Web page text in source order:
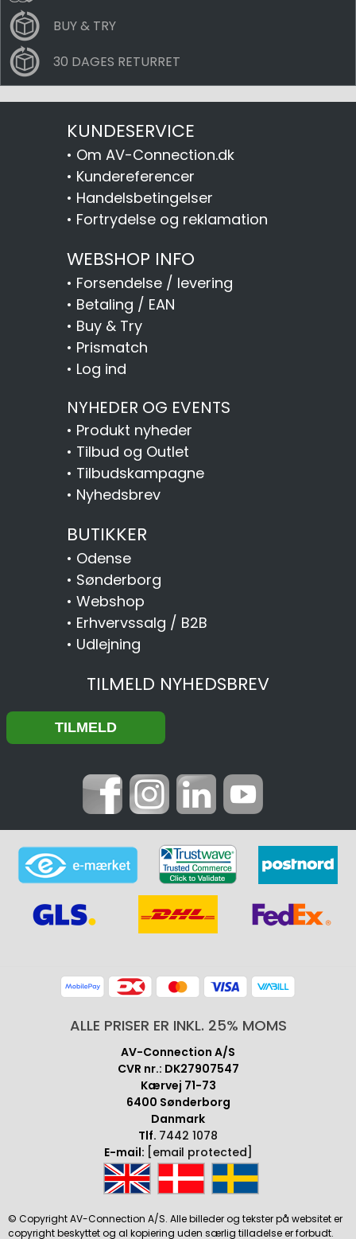
BUY & TRY
30 DAGES RETURRET
KUNDESERVICE
• Om AV-Connection.dk
• Kundereferencer
• Handelsbetingelser
• Fortrydelse og reklamation
WEBSHOP INFO
• Forsendelse / levering
• Betaling / EAN
• Buy & Try
• Prismatch
• Log ind
NYHEDER OG EVENTS
• Produkt nyheder
• Tilbud og Outlet
• Tilbudskampagne
• Nyhedsbrev
BUTIKKER
• Odense
• Sønderborg
• Webshop
• Erhvervssalg / B2B
• Udlejning
TILMELD NYHEDSBREV
ALLE PRISER ER INKL. 25% MOMS
AV-Connection A/S
CVR nr.: DK27907547
Kærvej 71-73
6400 Sønderborg
Danmark
Tlf. 7442 1078
E-mail: [email protected]
© Copyright AV-Connection A/S. Alle billeder og tekster på websitet er
copyright beskyttet og al kopiering uden særlig tilladelse er forbudt.